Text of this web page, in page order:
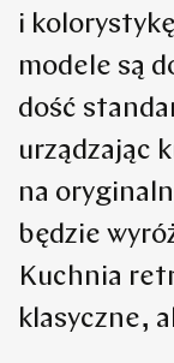
i
modele są
dość
urządzając
na
będzie
Kuchnia
klasyczne,